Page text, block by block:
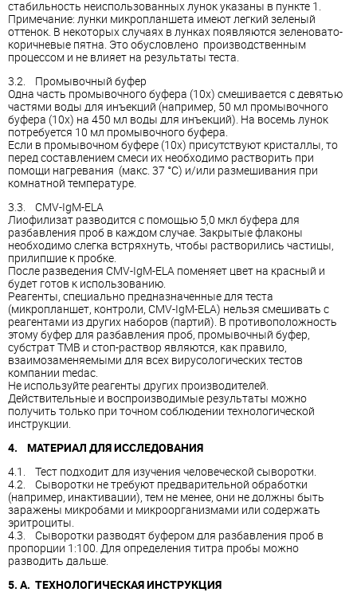
стабильность неиспользованных лунок указаны в пункте 1.
Примечание: лунки микропланшета имеют легкий зеленый
оттенок. В некоторых случаях в лунках появляются зеленовато-
коричневые пятна. Это обусловлено производственным
процессом и не влияет на результаты теста.
3.2. Промывочный буфер
Одна часть промывочного буфера (10x) смешивается с девятью
частями воды для инъекций (например, 50 мл промывочного
буфера (10x) на 450 мл воды для инъекций). На восемь лунок
потребуется 10 мл промывочного буфера.
Если в промывочном буфере (10x) присутствуют кристаллы, то
перед составлением смеси их необходимо растворить при
помощи нагревания (макс. 37 °C) и/или размешивания при
комнатной температуре.
3.3. CMV-IgM-ELA
Лиофилизат разводится с помощью 5,0 мкл буфера для
разбавления проб в каждом случае. Закрытые флаконы
необходимо слегка встряхнуть, чтобы растворились частицы,
прилипшие к пробке.
После разведения CMV-IgM-ELA поменяет цвет на красный и
будет готов к использованию.
Реагенты, специально предназначенные для теста
(микропланшет, контроли, CMV-IgM-ELA) нельзя смешивать с
реагентами из других наборов (партий). В противоположность
этому буфер для разбавления проб, промывочный буфер,
субстрат ТМВ и стоп-раствор являются, как правило,
взаимозаменяемыми для всех вирусологических тестов
компании medac.
Не используйте реагенты других производителей.
Действительные и воспроизводимые результаты можно
получить только при точном соблюдении технологической
инструкции.
4. МАТЕРИАЛ ДЛЯ ИССЛЕДОВАНИЯ
4.1. Тест подходит для изучения человеческой сыворотки.
4.2. Сыворотки не требуют предварительной обработки
(например, инактивации), тем не менее, они не должны быть
заражены микробами и микроорганизмами или содержать
эритроциты.
4.3. Сыворотки разводят буфером для разбавления проб в
пропорции 1:100. Для определения титра пробы можно
разводить дальше.
5. A. ТЕХНОЛОГИЧЕСКАЯ ИНСТРУКЦИЯ